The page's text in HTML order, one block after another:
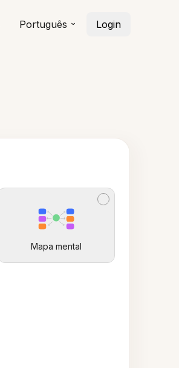
Português Login
Mapa mental